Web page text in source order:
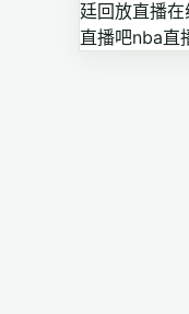
廷回放直播
直播吧nba直